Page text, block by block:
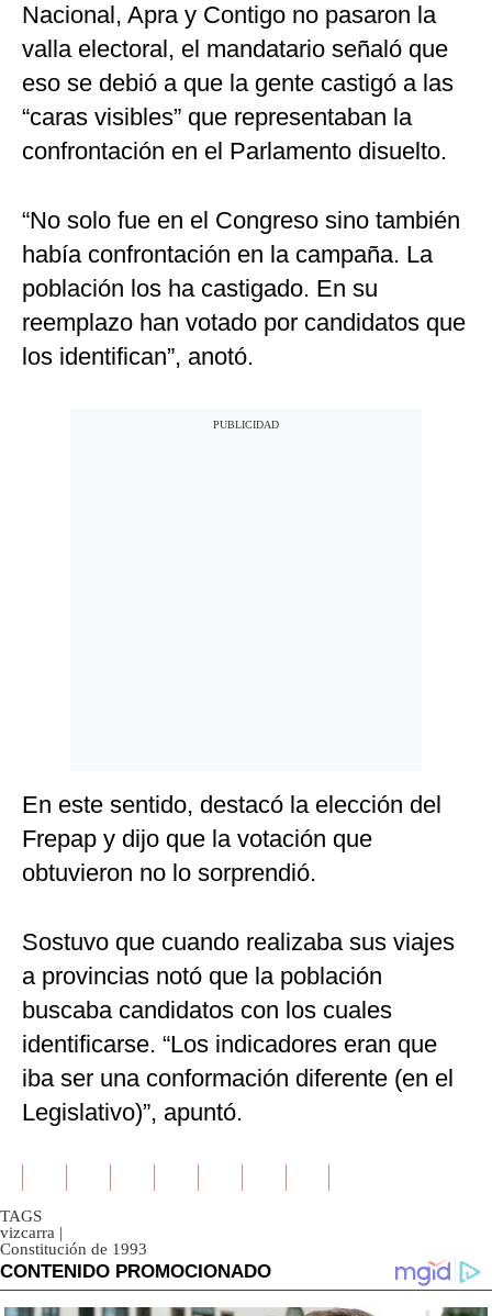
Nacional, Apra y Contigo no pasaron la
valla electoral, el mandatario señaló que
eso se debió a que la gente castigó a las
“caras visibles” que representaban la
confrontación en el Parlamento disuelto.
“No solo fue en el Congreso sino también
había confrontación en la campaña. La
población los ha castigado. En su
reemplazo han votado por candidatos que
los identifican”, anotó.
En este sentido, destacó la elección del
Frepap y dijo que la votación que
obtuvieron no lo sorprendió.
Sostuvo que cuando realizaba sus viajes
a provincias notó que la población
buscaba candidatos con los cuales
identificarse. “Los indicadores eran que
iba ser una conformación diferente (en el
Legislativo)”, apuntó.
TAGS
vizcarra |
Constitución de 1993